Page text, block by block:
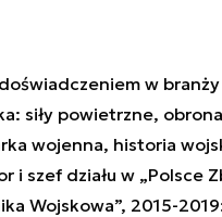
w
siły powietrzne,
wojenna, historia
szef działu w „Polsce
Wojskowa”, 2015-